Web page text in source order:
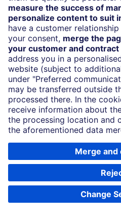
To use the full
need an up-to-date
enabled. For security
your browser regularly
© Deutsche Bank AG